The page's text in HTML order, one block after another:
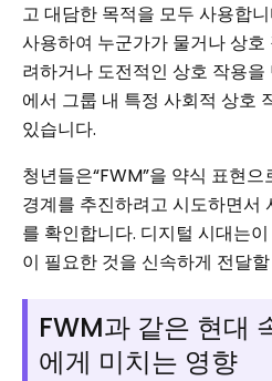
고 대담한 목적을 모두 사용합
사용하여 누군가가 물거나 상
려하거나 도전적인 상호 작용
에서 그룹 내 특정 사회적 상호
있습니다.
청년들은“FWM”을 약식 표현
경계를 추진하려고 시도하면서
를 확인합니다. 디지털 시대는
이 필요한 것을 신속하게 전달
FWM과 같은 현대
에게 미치는 영향